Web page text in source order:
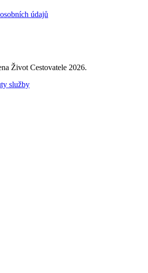
údajů
Život Cestovatele 2026.
služby